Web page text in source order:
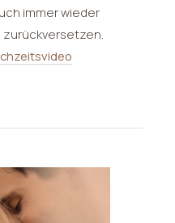
immer wieder
zurückversetzen.